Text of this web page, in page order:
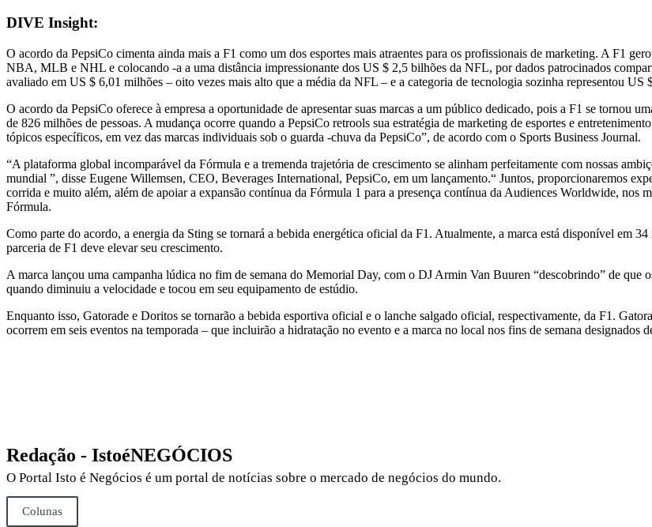
DIVE Insight:
O acordo da PepsiCo cimenta ainda mais a F1 como um dos esportes mais atraentes para os profissionais de marketing. A F1
NBA, MLB e NHL e colocando -a a uma distância impressionante dos US $ 2,5 bilhões da NFL, por dados patrocinados
avaliado em US $ 6,01 milhões – oito vezes mais alto que a média da NFL – e a categoria de tecnologia sozinha representou US
O acordo da PepsiCo oferece à empresa a oportunidade de apresentar suas marcas a um público dedicado, pois a F1 se tornou
de 826 milhões de pessoas. A mudança ocorre quando a PepsiCo retrools sua estratégia de marketing de esportes e
tópicos específicos, em vez das marcas individuais sob o guarda -chuva da PepsiCo”, de acordo com o Sports Business Journal.
“A plataforma global incomparável da Fórmula e a tremenda trajetória de crescimento se alinham perfeitamente com nossas
mundial ”, disse Eugene Willemsen, CEO, Beverages International, PepsiCo, em um lançamento.“ Juntos, proporcionaremos
corrida e muito além, além de apoiar a expansão contínua da Fórmula 1 para a presença contínua da Audiences Worldwide, nos
Fórmula.
Como parte do acordo, a energia da Sting se tornará a bebida energética oficial da F1. Atualmente, a marca está disponível em
parceria de F1 deve elevar seu crescimento.
A marca lançou uma campanha lúdica no fim de semana do Memorial Day, com o DJ Armin Van Buuren “descobrindo” de que
quando diminuiu a velocidade e tocou em seu equipamento de estúdio.
Enquanto isso, Gatorade e Doritos se tornarão a bebida esportiva oficial e o lanche salgado oficial, respectivamente, da F1.
ocorrem em seis eventos na temporada – que incluirão a hidratação no evento e a marca no local nos fins de semana designados
Redação - IstoéNEGÓCIOS
O Portal Isto é Negócios é um portal de notícias sobre o mercado de negócios do mundo.
Colunas